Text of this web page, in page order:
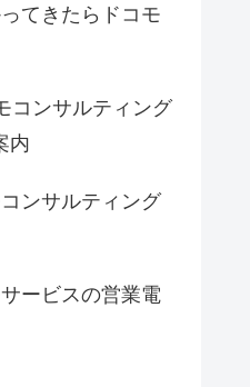
てきたらドコモ
コンサルティング
内
ンサルティング
ービスの営業電